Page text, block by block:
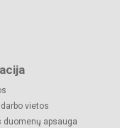
vietos
duomenų apsauga